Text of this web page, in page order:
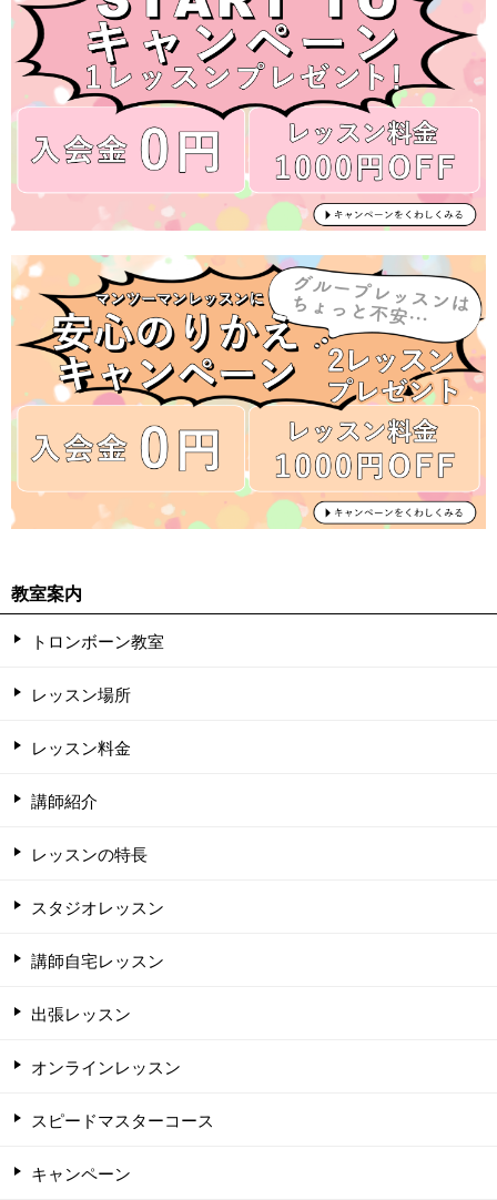
教室案内
トロンボーン教室
レッスン場所
レッスン料金
講師紹介
レッスンの特長
スタジオレッスン
講師自宅レッスン
出張レッスン
オンラインレッスン
スピードマスターコース
キャンペーン